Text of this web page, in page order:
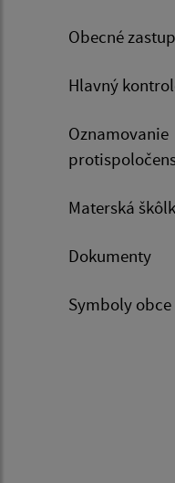
Obecné
Hlavný
Oznamovanie
Materská
Dokumenty
Symboly obce